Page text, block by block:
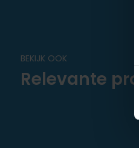
BEKIJK OOK
Relevante